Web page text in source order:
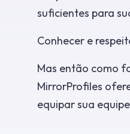
suficientes para
Conhecer e
Mas então como
MirrorProfiles
equipar sua